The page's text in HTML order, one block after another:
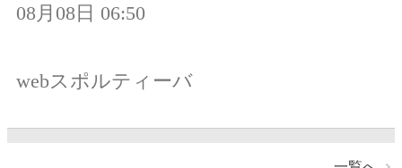
08月08日 06:50
webスポルティーバ